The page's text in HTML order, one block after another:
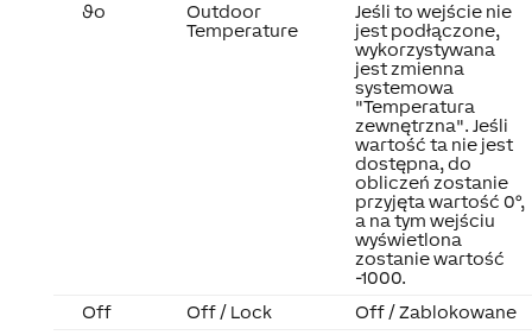
ϑo
Outdoor
Temperature
Jeśli to wejście nie
jest podłączone,
wykorzystywana
jest zmienna
systemowa
"Temperatura
zewnętrzna". Jeśli
wartość ta nie jest
dostępna, do
obliczeń zostanie
przyjęta wartość 0°,
a na tym wejściu
wyświetlona
zostanie wartość
-1000.
Off
Off / Lock
Off / Zablokowane